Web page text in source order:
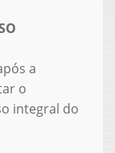
a
o
integral do